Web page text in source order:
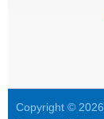
Copyright © 2026